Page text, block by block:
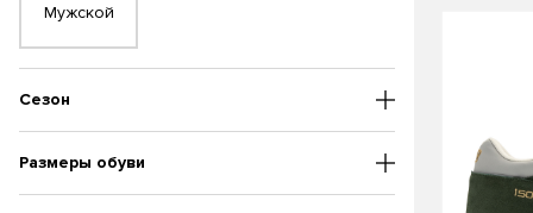
Мужской
Сезон
Размеры обуви